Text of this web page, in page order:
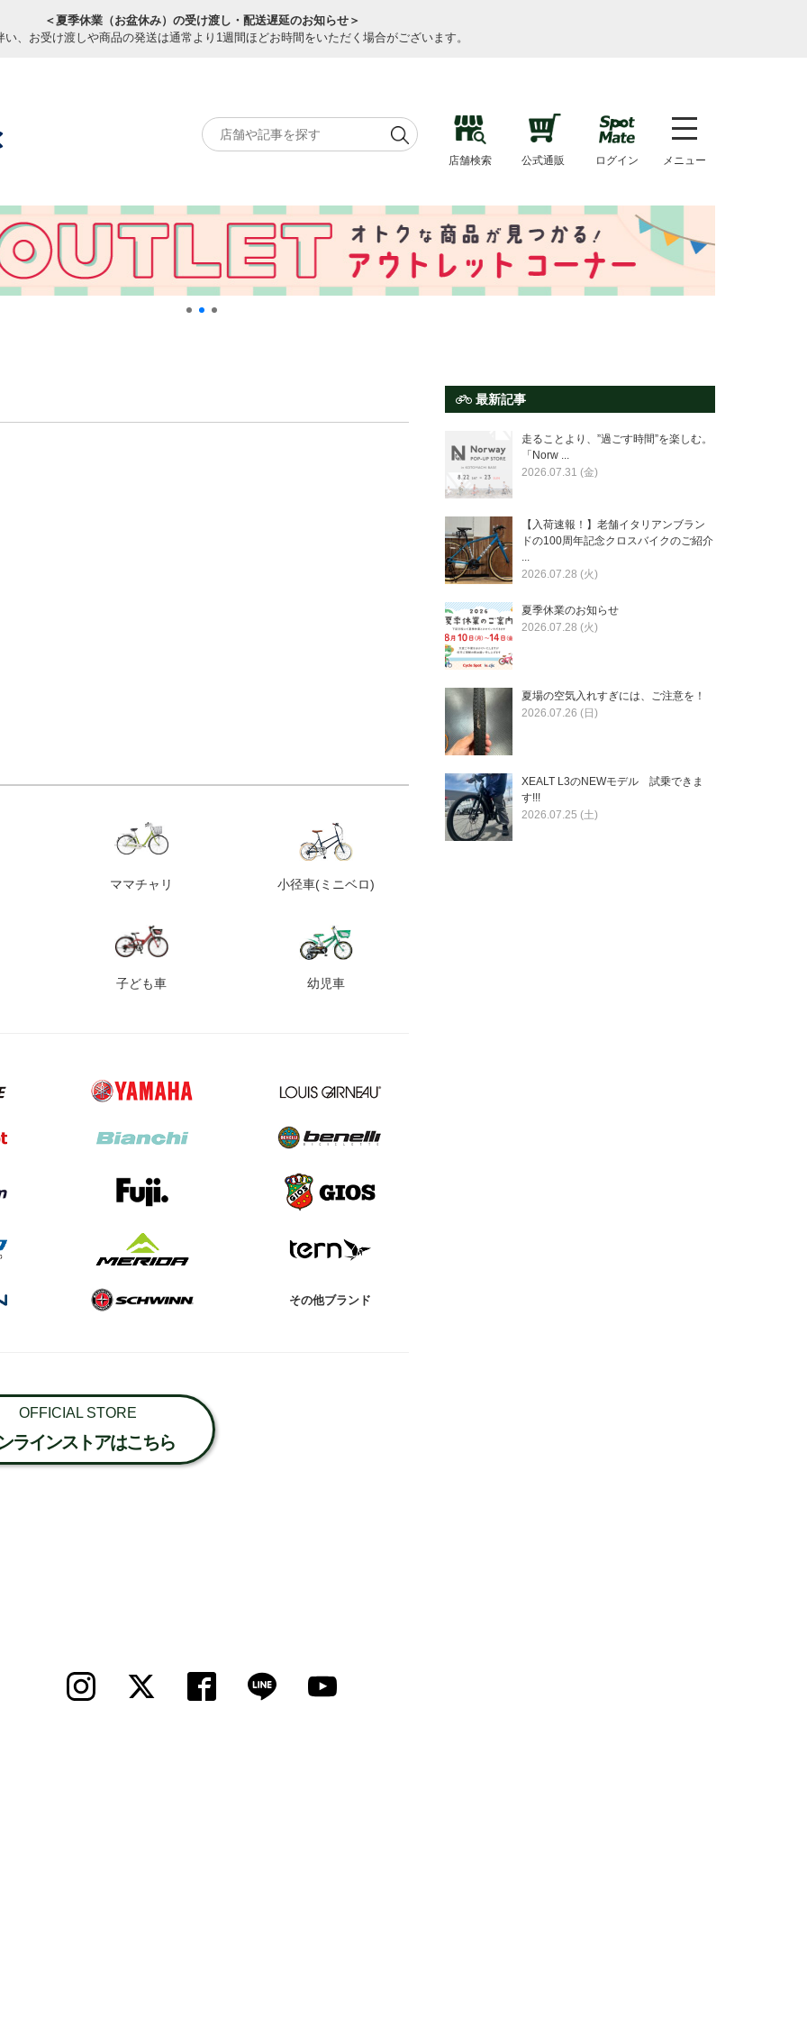
＜夏季休業（お盆休み）の受け渡し・配送遅延のお知らせ＞
い、お受け渡しや商品の発送は通常より1週間ほどお時間をいただく場合がございます。
店舗検索 公式通販 ログイン メニュー
ママチャリ 小径車(ミニベロ)
子ども車 幼児車
その他ブランド
OFFICIAL STORE
ラインストアはこちら
最新記事
走ることより、”過ごす時間”を楽しむ。
「Norw ...
2026.07.31 (金)
【入荷速報！】老舗イタリアンブラン
ドの100周年記念クロスバイクのご紹介
...
2026.07.28 (火)
夏季休業のお知らせ
2026.07.28 (火)
夏場の空気入れすぎには、ご注意を！
2026.07.26 (日)
XEALT L3のNEWモデル 試乗できま
す!!!
2026.07.25 (土)